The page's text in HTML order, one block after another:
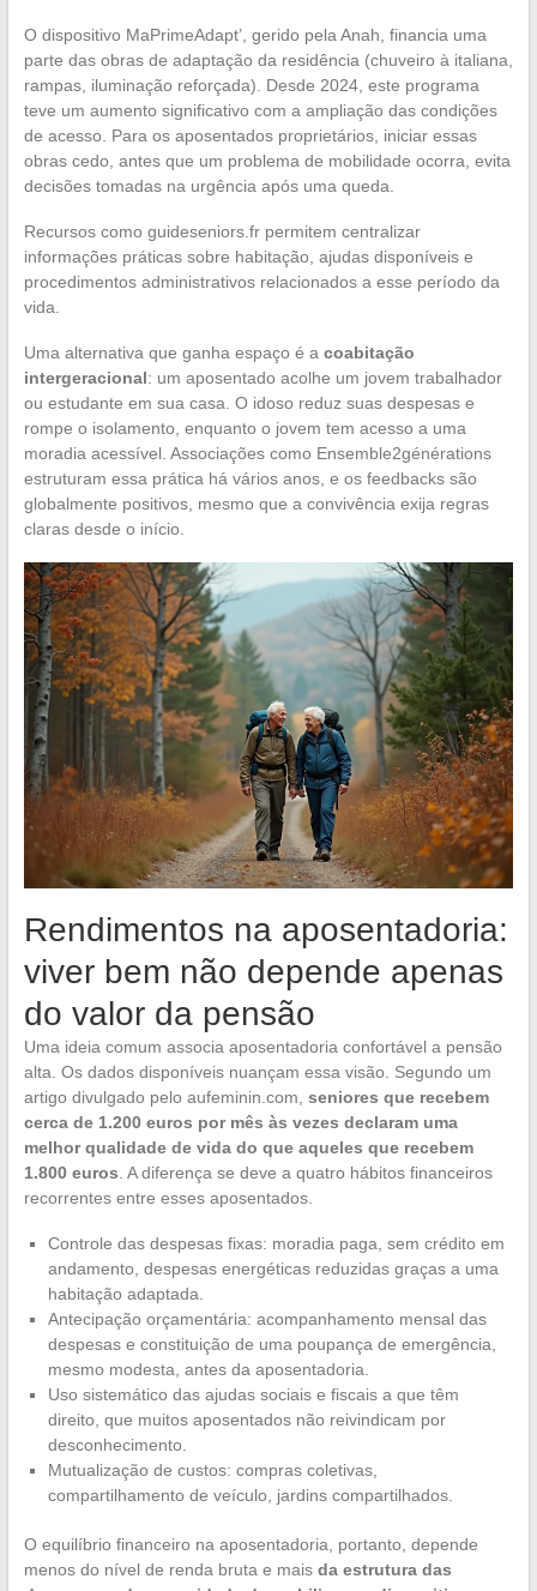
O dispositivo MaPrimeAdapt’, gerido pela Anah, financia uma
parte das obras de adaptação da residência (chuveiro à italiana,
rampas, iluminação reforçada). Desde 2024, este programa
teve um aumento significativo com a ampliação das condições
de acesso. Para os aposentados proprietários, iniciar essas
obras cedo, antes que um problema de mobilidade ocorra, evita
decisões tomadas na urgência após uma queda.
Recursos como guideseniors.fr permitem centralizar
informações práticas sobre habitação, ajudas disponíveis e
procedimentos administrativos relacionados a esse período da
vida.
Uma alternativa que ganha espaço é a coabitação
intergeracional: um aposentado acolhe um jovem trabalhador
ou estudante em sua casa. O idoso reduz suas despesas e
rompe o isolamento, enquanto o jovem tem acesso a uma
moradia acessível. Associações como Ensemble2générations
estruturam essa prática há vários anos, e os feedbacks são
globalmente positivos, mesmo que a convivência exija regras
claras desde o início.
Rendimentos na aposentadoria:
viver bem não depende apenas
do valor da pensão
Uma ideia comum associa aposentadoria confortável a pensão
alta. Os dados disponíveis nuançam essa visão. Segundo um
artigo divulgado pelo aufeminin.com, seniores que recebem
cerca de 1.200 euros por mês às vezes declaram uma
melhor qualidade de vida do que aqueles que recebem
1.800 euros . A diferença se deve a quatro hábitos financeiros
recorrentes entre esses aposentados.
Controle das despesas fixas: moradia paga, sem crédito em
andamento, despesas energéticas reduzidas graças a uma
habitação adaptada.
Antecipação orçamentária: acompanhamento mensal das
despesas e constituição de uma poupança de emergência,
mesmo modesta, antes da aposentadoria.
Uso sistemático das ajudas sociais e fiscais a que têm
direito, que muitos aposentados não reivindicam por
desconhecimento.
Mutualização de custos: compras coletivas,
compartilhamento de veículo, jardins compartilhados.
O equilíbrio financeiro na aposentadoria, portanto, depende
menos do nível de renda bruta e mais da estrutura das